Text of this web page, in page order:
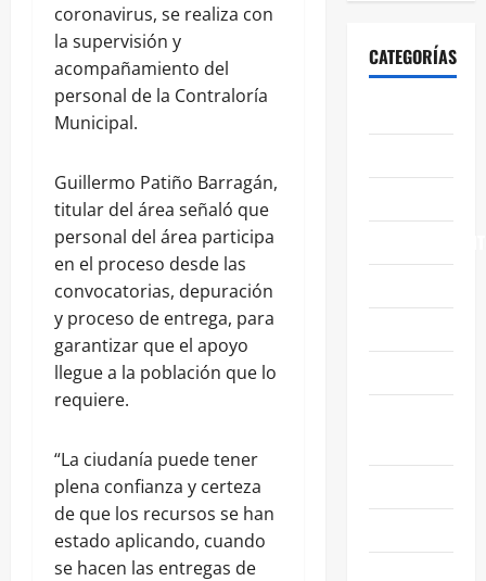
coronavirus, se realiza con
la supervisión y
acompañamiento del
personal de la Contraloría
Municipal.
Guillermo Patiño Barragán,
titular del área señaló que
personal del área participa
en el proceso desde las
convocatorias, depuración
y proceso de entrega, para
garantizar que el apoyo
llegue a la población que lo
requiere.
“La ciudanía puede tener
plena confianza y certeza
de que los recursos se han
estado aplicando, cuando
se hacen las entregas de
CATEGORÍAS